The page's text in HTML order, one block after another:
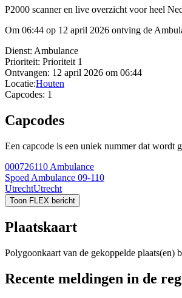
P2000 scanner en live overzicht voor heel
Om 06:44 op 12 april 2026 ontving de
Dienst: Ambulance
Prioriteit: Prioriteit 1
Ontvangen: 12 april 2026 om 06:44
Locatie:Houten
Capcodes: 1
Capcodes
Een capcode is een uniek nummer dat wordt
000726110 Ambulance
Spoed Ambulance 09-110
UtrechtUtrecht
Toon FLEX bericht
Plaatskaart
Polygoonkaart van de gekoppelde plaats(en)
Recente meldingen in de